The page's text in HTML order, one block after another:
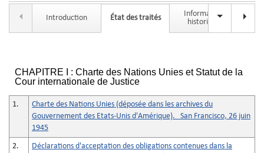
Introduction État des traités
Information
historique
CHAPITRE I : Charte des Nations Unies et Statut de la
Cour internationale de Justice
1.
Charte des Nations Unies (déposée dans les archives du
Gouvernement des Etats-Unis d'Amérique). San Francisco, 26 juin
1945
2.
Déclarations d'acceptation des obligations contenues dans la